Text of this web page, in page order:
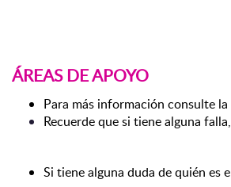
ÁREAS DE APOYO
Para más información consulte
Recuerde que si tiene alguna
Si tiene alguna duda de quién es